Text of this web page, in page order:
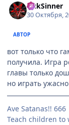
SickSinner
30 Октября,
АВТОР
вот только что
получила. Игра
главы только
но играть
Ave Satanas!! 666
Teach children to